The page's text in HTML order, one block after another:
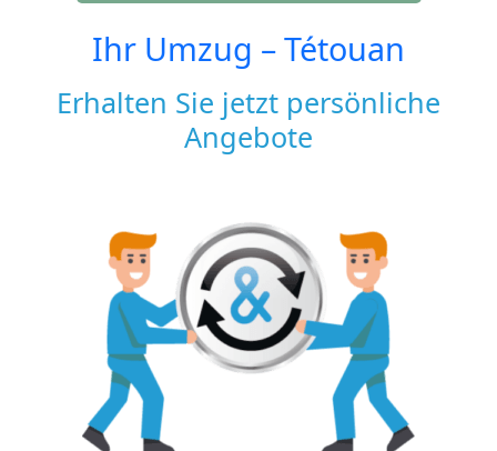
Ihr Umzug –Tétouan
Erhalten Sie jetzt persönliche
Angebote